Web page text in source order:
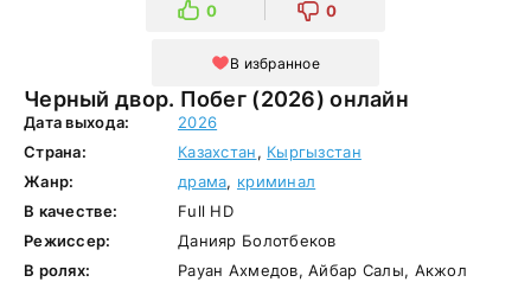
Черный двор. Побег (2026) онлайн
0 0
В избранное
Дата выхода:
2026
Страна:
Казахстан, Кыргызстан
Жанр:
драма, криминал
В качестве:
Full HD
Режиссер:
Данияр Болотбеков
В ролях:
Рауан Ахмедов, Айбар Салы, Акжол